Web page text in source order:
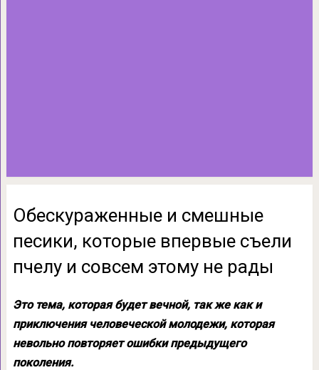
Обескураженные и смешные
песики, которые впервые съели
пчелу и совсем этому не рады
Это тема, которая будет вечной, так же как и
приключения человеческой молодежи, которая
невольно повторяет ошибки предыдущего
поколения.